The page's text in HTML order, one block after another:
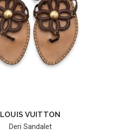
LOUIS VUITTON
Deri Sandalet